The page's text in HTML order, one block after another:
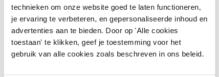
technieken om onze website goed te laten functioneren,
je ervaring te verbeteren, en gepersonaliseerde inhoud en
advertenties aan te bieden. Door op 'Alle cookies
toestaan' te klikken, geef je toestemming voor het
gebruik van alle cookies zoals beschreven in ons beleid.